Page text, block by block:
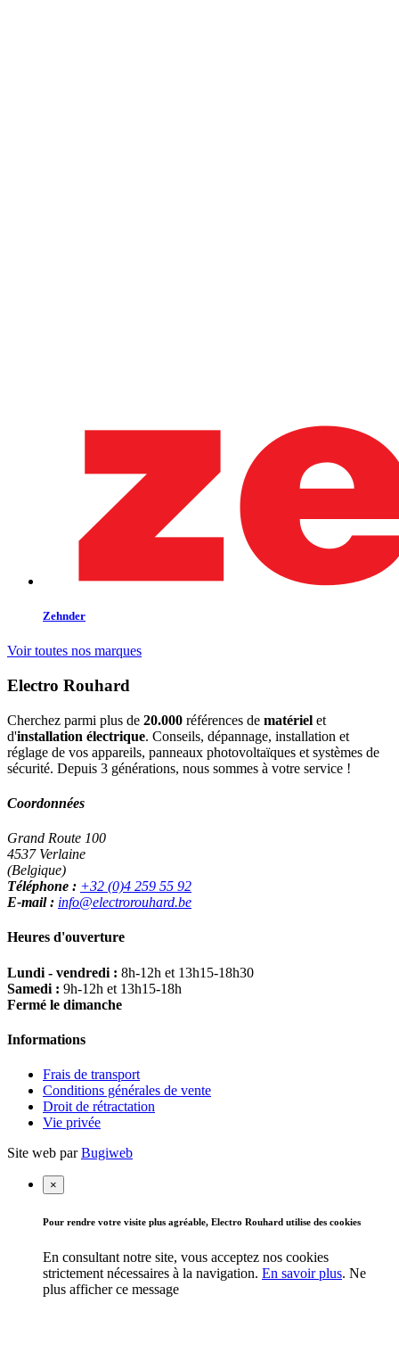
Zehnder
Voir toutes nos marques
Electro Rouhard
Cherchez parmi plus de 20.000 références de matériel et
d'installation électrique. Conseils, dépannage, installation et
réglage de vos appareils, panneaux photovoltaïques et systèmes de
sécurité. Depuis 3 générations, nous sommes à votre service !
Coordonnées
Grand Route 100
4537 Verlaine
(Belgique)
Téléphone : +32 (0)4 259 55 92
E-mail : info@electrorouhard.be
Heures d'ouverture
Lundi - vendredi : 8h-12h et 13h15-18h30
Samedi : 9h-12h et 13h15-18h
Fermé le dimanche
Informations
Frais de transport
Conditions générales de vente
Droit de rétractation
Vie privée
Site web parBugiweb
×
Pour rendre votre visite plus agréable, Electro Rouhard utilise des cookies
En consultant notre site, vous acceptez nos cookies
strictement nécessaires à la navigation. En savoir plus. Ne
plus afficher ce message